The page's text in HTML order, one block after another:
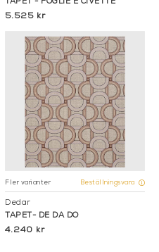
TAPET - FOGLIE E CIVETTE
5.525 kr
Fler varianter Beställningsvara
Dedar
TAPET- DE DA DO
4.240 kr